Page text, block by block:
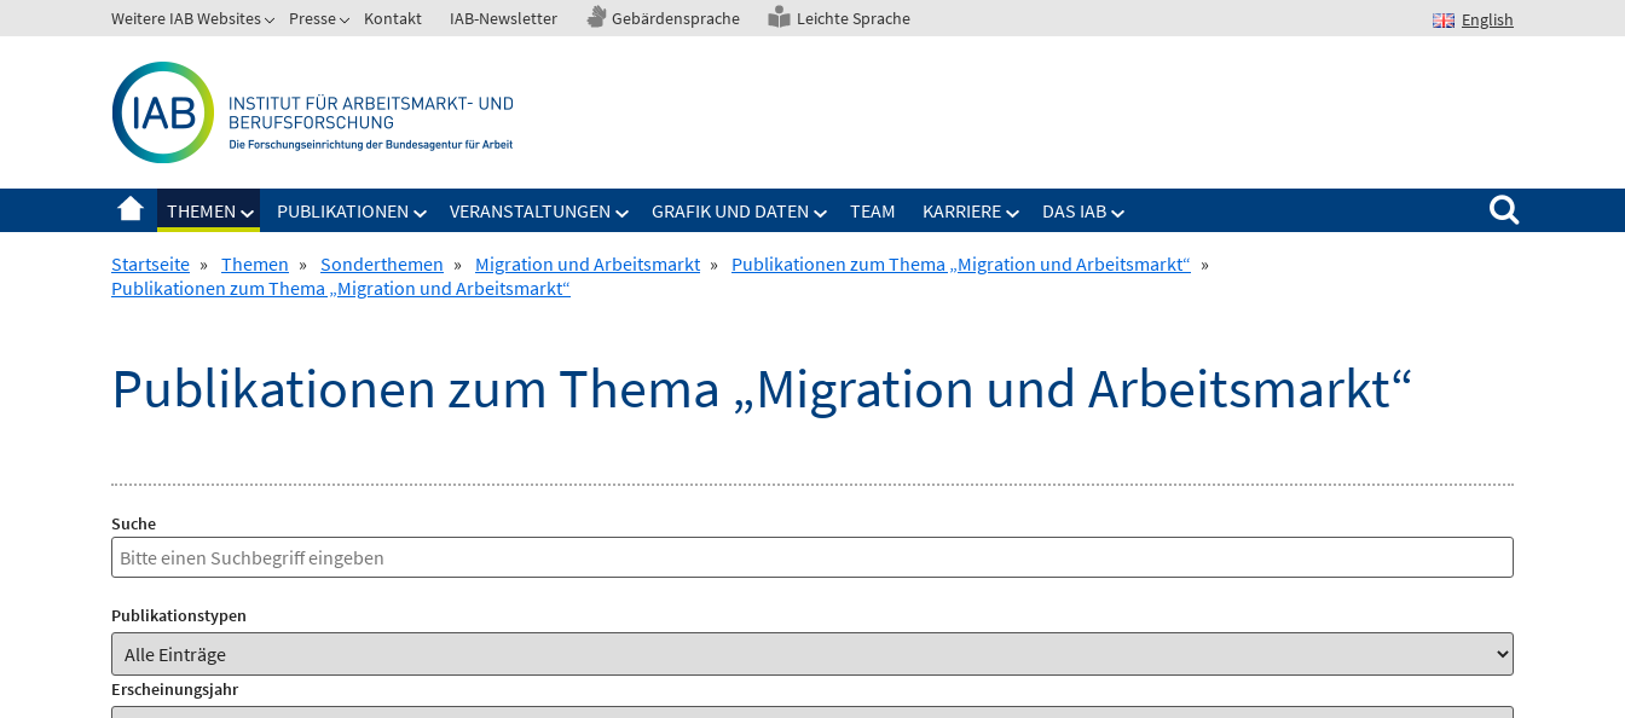
zum
Weitere IAB Websites Presse Kontakt IAB-Newsletter Gebärdensprache Leichte Sprache English
THEMEN PUBLIKATIONEN VERANSTALTUNGEN GRAFIK UND DATEN TEAM KARRIERE DAS IAB
Suchen nach:
Startseite » Themen » Sonderthemen » Migration und Arbeitsmarkt » Publikationen zum Thema „Migration und Arbeitsmarkt“ »
Publikationen zum Thema „Migration und Arbeitsmarkt“
Publikationen zum Thema „Migration und Arbeitsmarkt“
Suche
Publikationstypen
Erscheinungsjahr